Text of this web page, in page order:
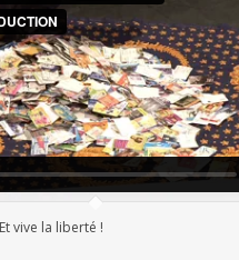
vive la liberté !